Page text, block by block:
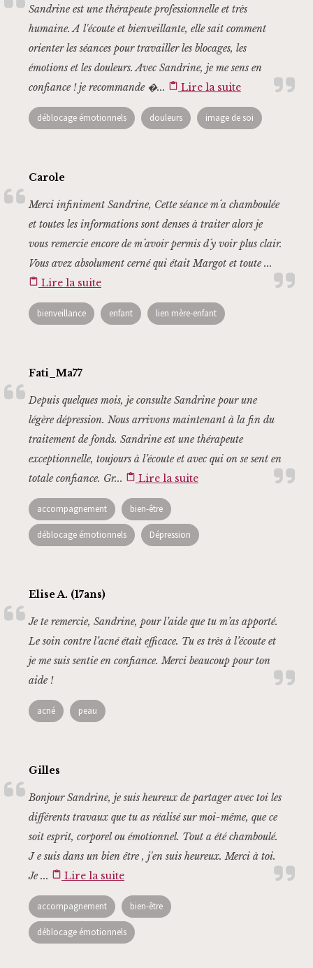
Sandrine est une thérapeute professionnelle et très
humaine. A l'écoute et bienveillante, elle sait comment
orienter les séances pour travailler les blocages, les
émotions et les douleurs. Avec Sandrine, je me sens en
confiance ! je recommande �... content_paste Lire la suite
déblocage émotionnels douleurs image de soi
Carole
Merci infiniment Sandrine, Cette séance m´a chamboulée
et toutes les informations sont denses à traiter alors je
vous remercie encore de m´avoir permis d´y voir plus clair.
Vous avez absolument cerné qui était Margot et toute ...
content_paste Lire la suite
bienveillance enfant lien mère-enfant
Fati_Ma77
Depuis quelques mois, je consulte Sandrine pour une
légère dépression. Nous arrivons maintenant à la fin du
traitement de fonds. Sandrine est une thérapeute
exceptionnelle, toujours à l’écoute et avec qui on se sent en
totale confiance. Gr... content_paste Lire la suite
accompagnement bien-être
déblocage émotionnels Dépression
Elise A. (17ans)
Je te remercie, Sandrine, pour l’aide que tu m’as apporté.
Le soin contre l’acné était efficace. Tu es très à l’écoute et
je me suis sentie en confiance. Merci beaucoup pour ton
aide !
acné peau
Gilles
Bonjour Sandrine, je suis heureux de partager avec toi les
différents travaux que tu as réalisé sur moi-même, que ce
soit esprit, corporel ou émotionnel. Tout a été chamboulé.
J e suis dans un bien être , j'en suis heureux. Merci à toi.
Je ... content_paste Lire la suite
accompagnement bien-être
déblocage émotionnels